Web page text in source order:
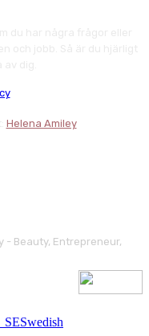
Helena Amiley
- Beauty, Entrepreneur,
Swedish